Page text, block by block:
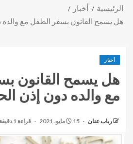
الرئيسية
أخبار
هل يسمح القانون بسفر الطفل مع والده
أخبار
هل يسمح القانون
مع والده دون إذن
رباب عنان 15 مايو، 2021 قراءة 1 دقيقة